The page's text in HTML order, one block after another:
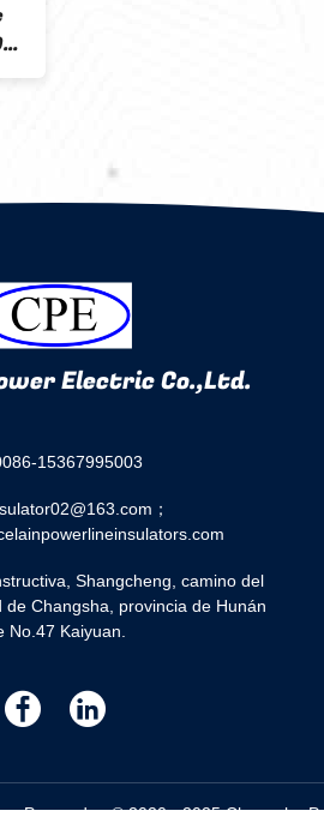
Electric Co.,Ltd.
15367995003
；
Shangcheng, camino del
de Changsha, provincia de Hunán
No.47 Kaiyuan.
述
述
Proveedor. © 2020 - 2025 Changsha